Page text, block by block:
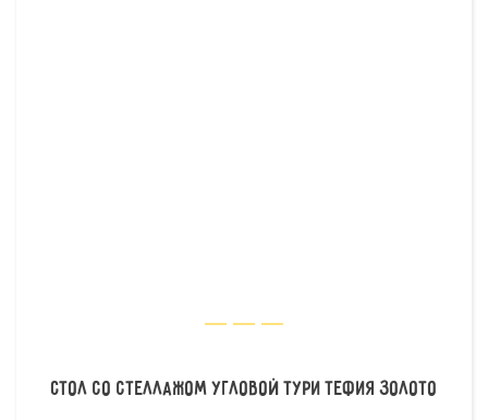
Стол со стеллажом угловой Тури Тефия Золото